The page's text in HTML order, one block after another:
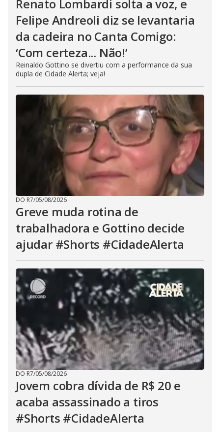
Renato Lombardi solta a voz, e
Felipe Andreoli diz se levantaria
da cadeira no Canta Comigo:
‘Com certeza... Não!’
Reinaldo Gottino se divertiu com a performance da sua
dupla de Cidade Alerta; veja!
DO R7/05/08/2026
Greve muda rotina de
trabalhadora e Gottino decide
ajudar #Shorts #CidadeAlerta
DO R7/05/08/2026
Jovem cobra dívida de R$ 20 e
acaba assassinado a tiros
#Shorts #CidadeAlerta